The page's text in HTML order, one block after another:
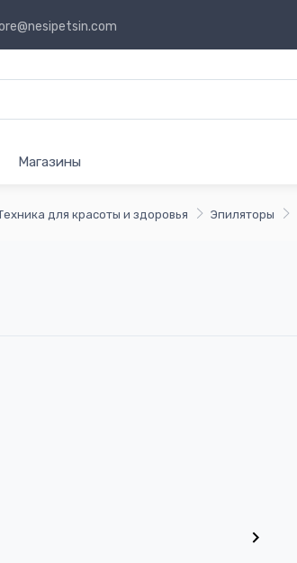
Магазины
для красоты и здоровья Эпиляторы